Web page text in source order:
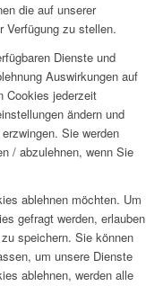
die auf unserer
Verfügung zu stellen.
Dienste und
Auswirkungen auf
Cookies jederzeit
ändern und
Sie werden
/ abzulehnen, wenn Sie
ablehnen möchten. Um
gefragt werden, erlauben
speichern. Sie können
um unsere Dienste
ablehnen, werden alle